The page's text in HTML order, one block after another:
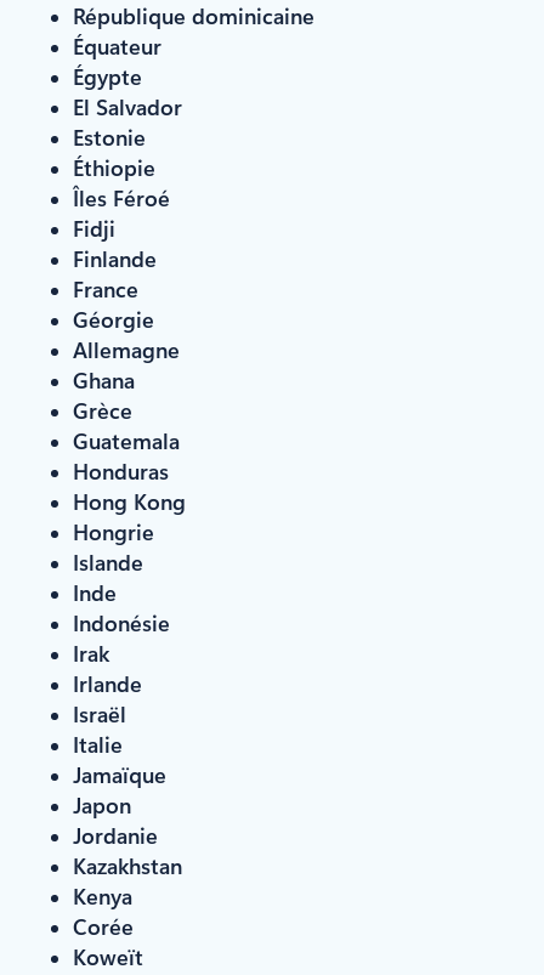
République dominicaine
Équateur
Égypte
El Salvador
Estonie
Éthiopie
Îles Féroé
Fidji
Finlande
France
Géorgie
Allemagne
Ghana
Grèce
Guatemala
Honduras
Hong Kong
Hongrie
Islande
Inde
Indonésie
Irak
Irlande
Israël
Italie
Jamaïque
Japon
Jordanie
Kazakhstan
Kenya
Corée
Koweït